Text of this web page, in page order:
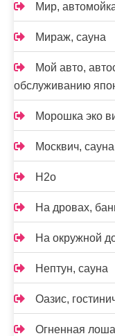
Мир,
Мираж, сауна
Мой авто,
обслуживанию
Морошка эко
Москвич, сауна
Н2о
На дровах,
На окружной
Нептун, сауна
Оазис,
Огненная